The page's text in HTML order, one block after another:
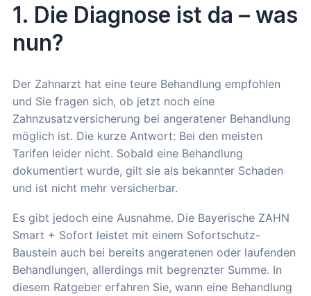
1. Die Diagnose ist da – was
nun?
Der Zahnarzt hat eine teure Behandlung empfohlen
und Sie fragen sich, ob jetzt noch eine
Zahnzusatzversicherung bei angeratener Behandlung
möglich ist. Die kurze Antwort: Bei den meisten
Tarifen leider nicht. Sobald eine Behandlung
dokumentiert wurde, gilt sie als bekannter Schaden
und ist nicht mehr versicherbar.
Es gibt jedoch eine Ausnahme. Die Bayerische ZAHN
Smart + Sofort leistet mit einem Sofortschutz-
Baustein auch bei bereits angeratenen oder laufenden
Behandlungen, allerdings mit begrenzter Summe. In
diesem Ratgeber erfahren Sie, wann eine Behandlung